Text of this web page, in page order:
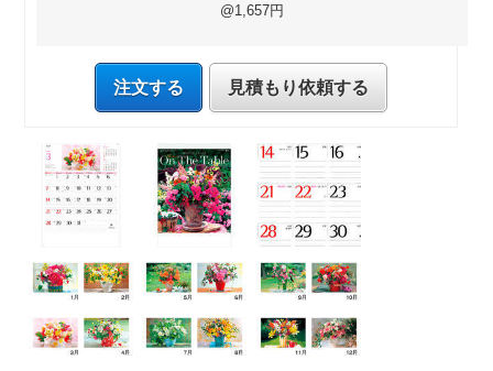
@1,657円
注文する 見積もり依頼する